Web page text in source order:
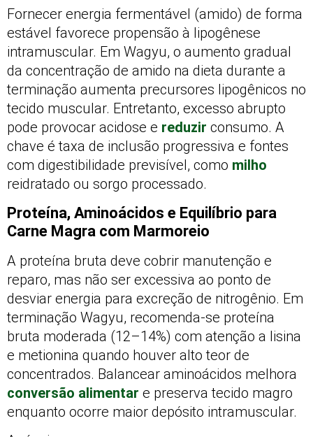
Fornecer energia fermentável (amido) de forma
estável favorece propensão à lipogênese
intramuscular. Em Wagyu, o aumento gradual
da concentração de amido na dieta durante a
terminação aumenta precursores lipogênicos no
tecido muscular. Entretanto, excesso abrupto
pode provocar acidose e reduzir consumo. A
chave é taxa de inclusão progressiva e fontes
com digestibilidade previsível, como milho
reidratado ou sorgo processado.
Proteína, Aminoácidos e Equilíbrio para
Carne Magra com Marmoreio
A proteína bruta deve cobrir manutenção e
reparo, mas não ser excessiva ao ponto de
desviar energia para excreção de nitrogênio. Em
terminação Wagyu, recomenda-se proteína
bruta moderada (12–14%) com atenção a lisina
e metionina quando houver alto teor de
concentrados. Balancear aminoácidos melhora
conversão alimentar e preserva tecido magro
enquanto ocorre maior depósito intramuscular.